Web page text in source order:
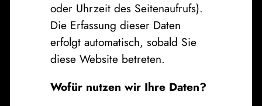
oder Uhrzeit des Seitenaufrufs).
Die Erfassung dieser Daten
erfolgt automatisch, sobald Sie
diese Website betreten.
Wofür nutzen wir Ihre Daten?